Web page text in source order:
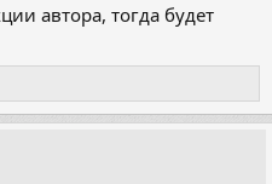
автора, тогда будет